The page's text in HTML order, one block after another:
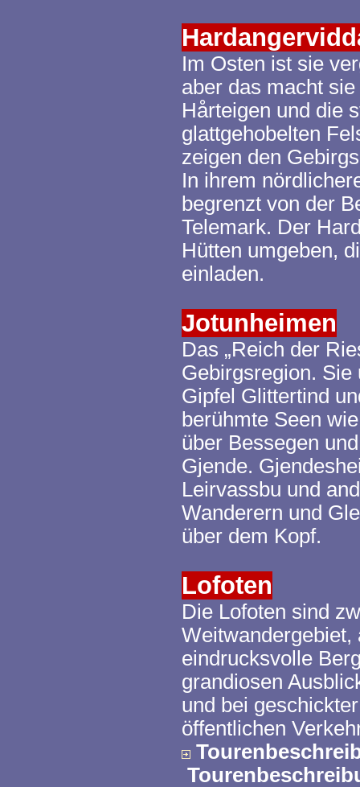
Im Osten ist sie
aber das macht
Hårteigen und die
glattgehobelten
zeigen den
In ihrem
begrenzt von der
Telemark. Der
Hütten umgeben,
einladen.
Jotunheimen
Das „Reich der
Gebirgsregion.
Gipfel Glittertind
berühmte Seen
über Bessegen
Gjende.
Leirvassbu und
Wanderern und
über dem Kopf.
Lofoten
Die Lofoten sind
Weitwandergebiet,
eindrucksvolle
grandiosen
und bei
öffentlichen